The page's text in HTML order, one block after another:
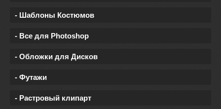
- Шаблоны Костюмов
- Все для Photoshop
- Обложки для Дисков
- Футажи
- Растровый клипарт